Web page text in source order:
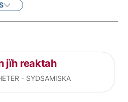
jïh reaktah
- SYDSAMISKA